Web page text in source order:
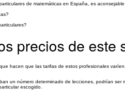
de matemáticas en España, es
precios de este
hacen que las tarifas de estos profesionales
un número determinado de lecciones, podrían ser
escogido.